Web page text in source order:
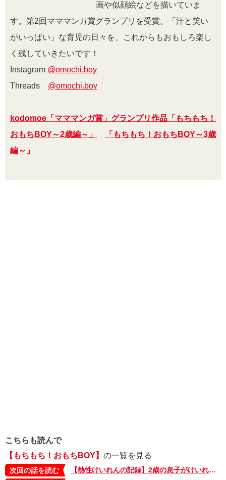
画や似顔絵などを描いていま
す。第2回マママンガ賞グランプリを受賞。「汗と笑い
がいっぱい」な育児の日々を、これからもおもしろ楽し
く残していきたいです！
Instagram @omochi.boy
Threads @omochi.boy
kodomoe「マママンガ賞」グランプリ作品「もちもち！
おもちBOY～2歳編～」
「もちもち！おもちBOY～3歳
編～」
こちらも読んで
【もちもち！おもちBOY】 の一覧を見る
次回の話を読む
【熱性けいれんの記録】2歳の息子がけいれんしてから5分「救急車呼ぼう」。病院に着いて医師に聞かれたことは…～もちもち！おもちBOY・セレクション2～